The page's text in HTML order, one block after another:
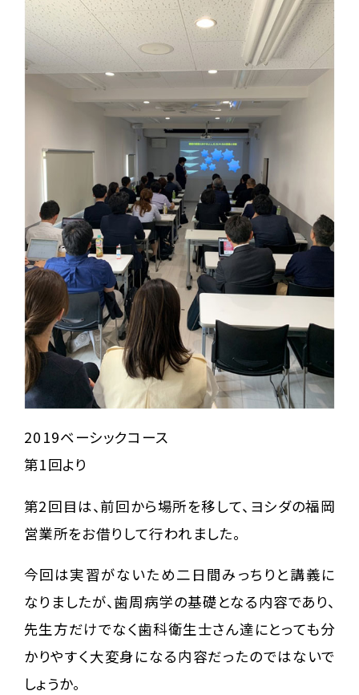
2019ベーシックコース
第1回より
第2回目は、前回から場所を移して、ヨシダの福岡
営業所をお借りして行われました。
今回は実習がないため二日間みっちりと講義に
なりましたが、歯周病学の基礎となる内容であり、
先生方だけでなく歯科衛生士さん達にとっても分
かりやすく大変身になる内容だったのではないで
しょうか。